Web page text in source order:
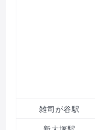
雑司が谷駅